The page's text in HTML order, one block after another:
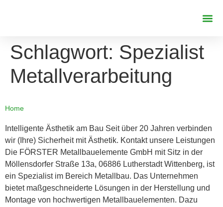
Schlagwort: Spezialist
Metallverarbeitung
Home
Intelligente Ästhetik am Bau Seit über 20 Jahren verbinden
wir (Ihre) Sicherheit mit Ästhetik. Kontakt unsere Leistungen
Die FÖRSTER Metallbauelemente GmbH mit Sitz in der
Möllensdorfer Straße 13a, 06886 Lutherstadt Wittenberg, ist
ein Spezialist im Bereich Metallbau. Das Unternehmen
bietet maßgeschneiderte Lösungen in der Herstellung und
Montage von hochwertigen Metallbauelementen. Dazu